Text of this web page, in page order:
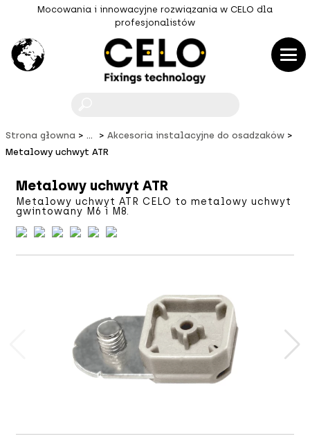
Mocowania i innowacyjne rozwiązania w CELO dla
profesjonalistów
Strona głowna ...
Akcesoria instalacyjne do osadzaków
Metalowy uchwyt ATR
Metalowy uchwyt ATR
Metalowy uchwyt ATR CELO to metalowy uchwyt
gwintowany M6 i M8.